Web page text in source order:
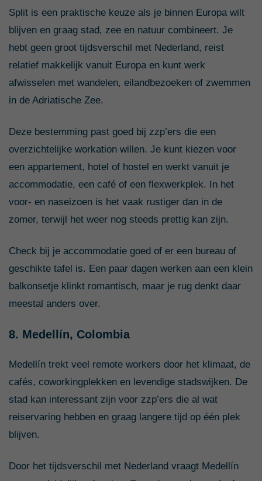
Split is een praktische keuze als je binnen Europa wilt
blijven en graag stad, zee en natuur combineert. Je
hebt geen groot tijdsverschil met Nederland, reist
relatief makkelijk vanuit Europa en kunt werk
afwisselen met wandelen, eilandbezoeken of zwemmen
in de Adriatische Zee.
Deze bestemming past goed bij zzp’ers die een
overzichtelijke workation willen. Je kunt kiezen voor
een appartement, hotel of hostel en werkt vanuit je
accommodatie, een café of een flexwerkplek. In het
voor- en naseizoen is het vaak rustiger dan in de
zomer, terwijl het weer nog steeds prettig kan zijn.
Check bij je accommodatie goed of er een bureau of
geschikte tafel is. Een paar dagen werken aan een klein
balkonsetje klinkt romantisch, maar je rug denkt daar
meestal anders over.
8. Medellín, Colombia
Medellín trekt veel remote workers door het klimaat, de
cafés, coworkingplekken en levendige stadswijken. De
stad kan interessant zijn voor zzp’ers die al wat
reiservaring hebben en graag langere tijd op één plek
blijven.
Door het tijdsverschil met Nederland vraagt Medellín